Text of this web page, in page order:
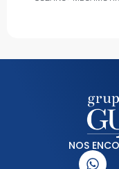
NOS